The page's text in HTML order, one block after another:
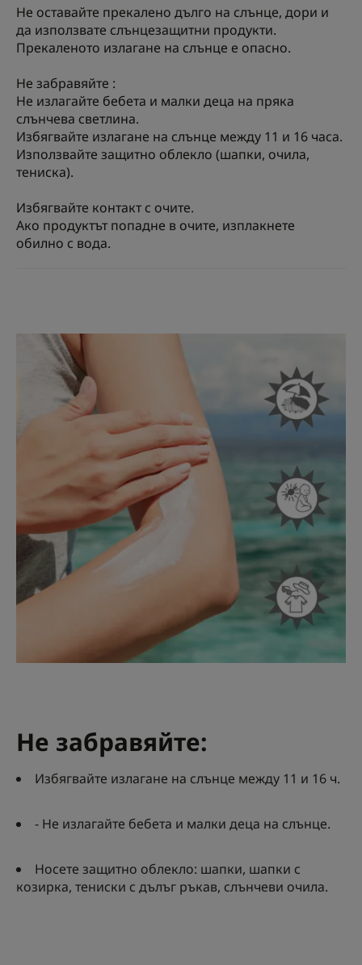
Не оставайте прекалено дълго на слънце, дори и
да използвате слънцезащитни продукти.
Прекаленото излагане на слънце е опасно.
Не забравяйте :
Не излагайте бебета и малки деца на пряка
слънчева светлина.
Избягвайте излагане на слънце между 11 и 16 часа.
Използвайте защитно облекло (шапки, очила,
тениска).
Избягвайте контакт с очите.
Ако продуктът попадне в очите, изплакнете
обилно с вода.
Не забравяйте:
Избягвайте излагане на слънце между 11 и 16 ч.
- Не излагайте бебета и малки деца на слънце.
Носете защитно облекло: шапки, шапки с
козирка, тениски с дълъг ръкав, слънчеви очила.